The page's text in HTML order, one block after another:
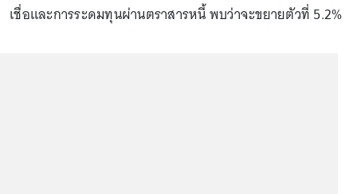
เชื่อและการระดมทุนผ่านตราสารหนี้ พบว่าจะขยายตัวที่ 5.2%